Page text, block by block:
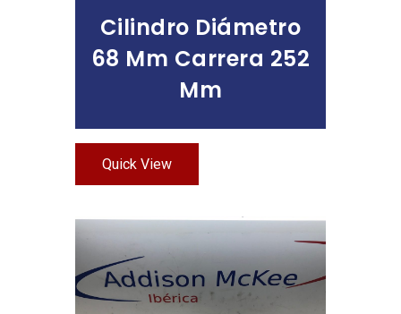
Cilindro Diámetro
68 Mm Carrera 252
Mm
Quick View